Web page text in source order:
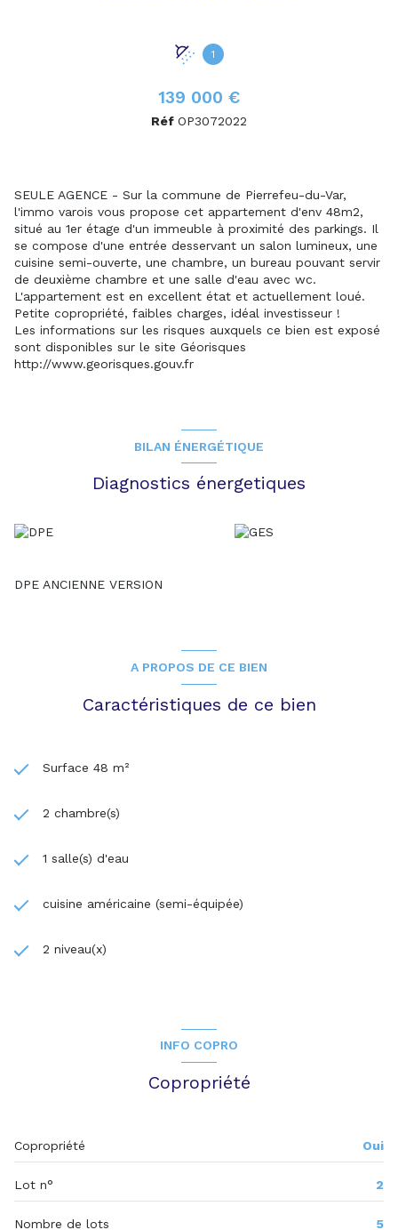
1
139 000 €
Réf OP3072022
SEULE AGENCE - Sur la commune de Pierrefeu-du-Var,
l'immo varois vous propose cet appartement d'env 48m2,
situé au 1er étage d'un immeuble à proximité des parkings. Il
se compose d'une entrée desservant un salon lumineux, une
cuisine semi-ouverte, une chambre, un bureau pouvant servir
de deuxième chambre et une salle d'eau avec wc.
L'appartement est en excellent état et actuellement loué.
Petite copropriété, faibles charges, idéal investisseur !
Les informations sur les risques auxquels ce bien est exposé
sont disponibles sur le site Géorisques
http://www.georisques.gouv.fr
BILAN ÉNERGÉTIQUE
Diagnostics énergetiques
DPE ANCIENNE VERSION
A PROPOS DE CE BIEN
Caractéristiques de ce bien
Surface 48 m²
2 chambre(s)
1 salle(s) d'eau
cuisine américaine (semi-équipée)
2 niveau(x)
INFO COPRO
Copropriété
Copropriété Oui
Lot n° 2
Nombre de lots 5